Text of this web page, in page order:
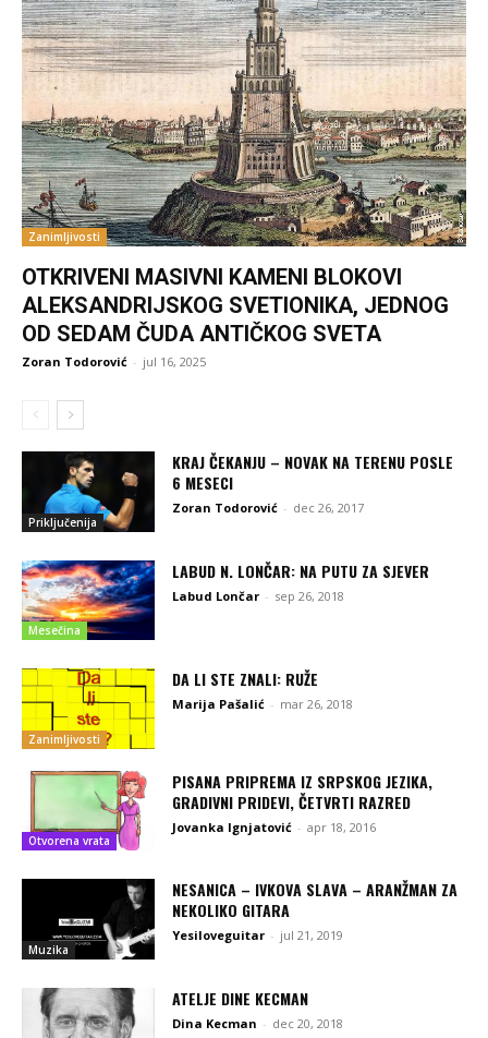
Zanimljivosti
OTKRIVENI MASIVNI KAMENI BLOKOVI
ALEKSANDRIJSKOG SVETIONIKA, JEDNOG
OD SEDAM ČUDA ANTIČKOG SVETA
Zoran Todorović - jul 16, 2025
Priključenija
KRAJ ČEKANJU – NOVAK NA TERENU POSLE
6 MESECI
Zoran Todorović - dec 26, 2017
Mesečina
LABUD N. LONČAR: NA PUTU ZA SJEVER
Labud Lončar - sep 26, 2018
Zanimljivosti
DA LI STE ZNALI: RUŽE
Marija Pašalić - mar 26, 2018
Otvorena vrata
PISANA PRIPREMA IZ SRPSKOG JEZIKA,
GRADIVNI PRIDEVI, ČETVRTI RAZRED
Jovanka Ignjatović - apr 18, 2016
Muzika
NESANICA – IVKOVA SLAVA – ARANŽMAN ZA
NEKOLIKO GITARA
Yesiloveguitar - jul 21, 2019
ATELJE DINE KECMAN
Dina Kecman - dec 20, 2018